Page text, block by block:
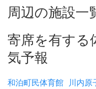
周辺の施設一
寄席を有する
気予報
和泊町民体育館 川内原